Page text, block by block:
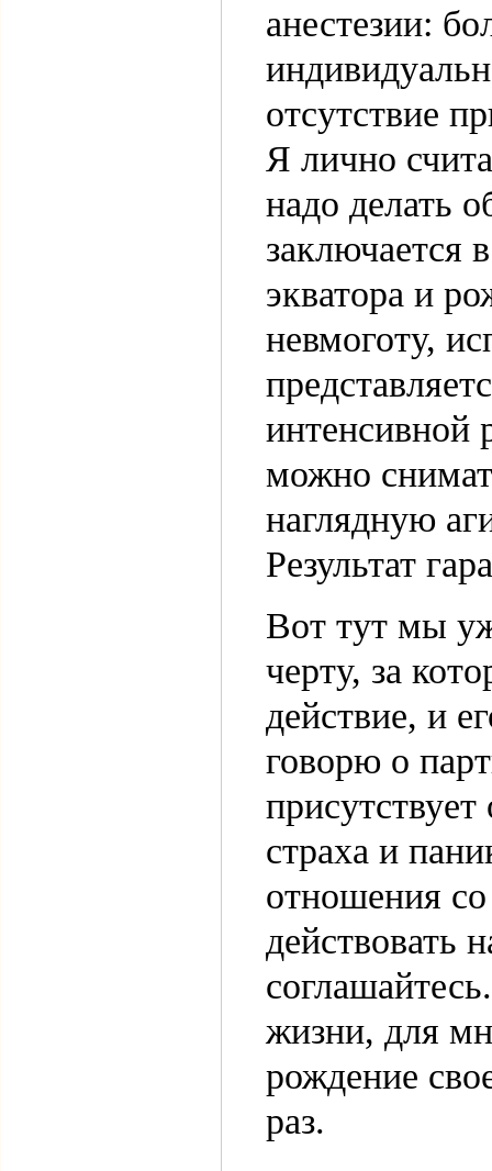
анестезии:
отсутствие
Я лично
надо делать
заключается
экватора и
невмоготу,
интенсивной
можно
наглядную
Результат
Вот тут мы
черту, за
действие, и
говорю о
страха и
отношения
действовать
жизни, для
рождение
раз.